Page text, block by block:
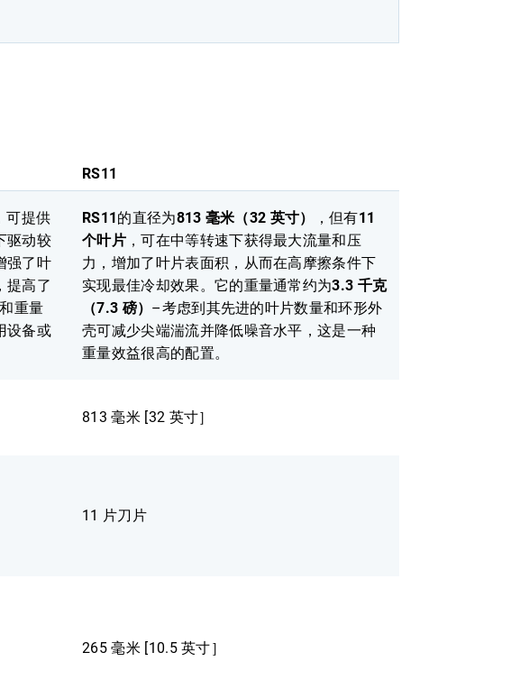
RS11
可提供
驱动较
强了叶
提高了
重量
设备或
RS11的直径为813 毫米（32 英寸） ，但有11
个叶片，可在中等转速下获得最大流量和压
力，增加了叶片表面积，从而在高摩擦条件下
实现最佳冷却效果。它的重量通常约为3.3 千克
（7.3 磅） –考虑到其先进的叶片数量和环形外
壳可减少尖端湍流并降低噪音水平，这是一种
重量效益很高的配置。
813 毫米 [32 英寸］
11 片刀片
265 毫米 [10.5 英寸］